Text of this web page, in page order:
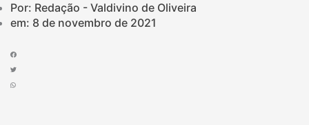
Por: Redação - Valdivino de Oliveira
em: 8 de novembro de 2021